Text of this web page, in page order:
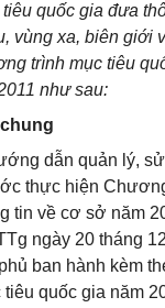
quốc gia đưa
vùng xa, biên giới
trình mục tiêu
như sau:
dẫn quản lý,
thực hiện
tin về cơ sở năm
ngày 20 tháng
ban hành kèm
quốc gia năm